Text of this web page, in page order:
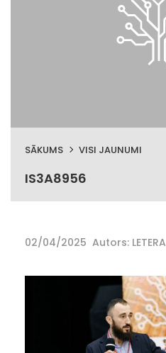
SĀKUMS VISI JAUNUMI
IS3A8956
02/04/2025 Autors: LETERA